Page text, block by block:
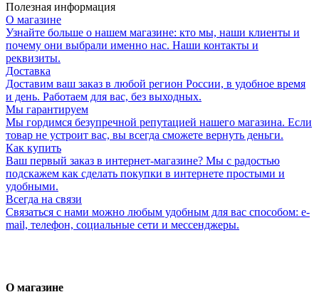
Полезная информация
О магазине
Узнайте больше о нашем магазине: кто мы, наши клиенты и
почему они выбрали именно нас. Наши контакты и
реквизиты.
Доставка
Доставим ваш заказ в любой регион России, в удобное время
и день. Работаем для вас, без выходных.
Мы гарантируем
Мы гордимся безупречной репутацией нашего магазина. Если
товар не устроит вас, вы всегда сможете вернуть деньги.
Как купить
Ваш первый заказ в интернет-магазине? Мы с радостью
подскажем как сделать покупки в интернете простыми и
удобными.
Всегда на связи
Связаться с нами можно любым удобным для вас способом: e-
mail, телефон, социальные сети и мессенджеры.
О магазине